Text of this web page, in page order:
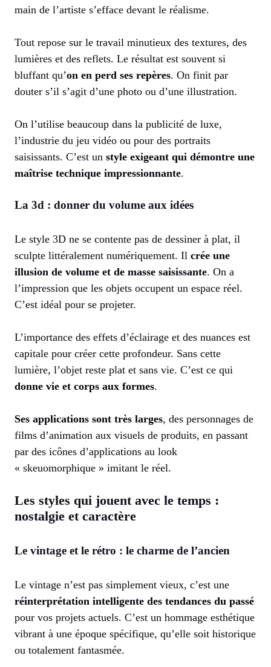
main de l’artiste s’efface devant le réalisme.
Tout repose sur le travail minutieux des textures, des
lumières et des reflets. Le résultat est souvent si
bluffant qu’on en perd ses repères. On finit par
douter s’il s’agit d’une photo ou d’une illustration.
On l’utilise beaucoup dans la publicité de luxe,
l’industrie du jeu vidéo ou pour des portraits
saisissants. C’est un style exigeant qui démontre une
maîtrise technique impressionnante.
La 3d : donner du volume aux idées
Le style 3D ne se contente pas de dessiner à plat, il
sculpte littéralement numériquement. Il crée une
illusion de volume et de masse saisissante. On a
l’impression que les objets occupent un espace réel.
C’est idéal pour se projeter.
L’importance des effets d’éclairage et des nuances est
capitale pour créer cette profondeur. Sans cette
lumière, l’objet reste plat et sans vie. C’est ce qui
donne vie et corps aux formes.
Ses applications sont très larges, des personnages de
films d’animation aux visuels de produits, en passant
par des icônes d’applications au look
« skeuomorphique » imitant le réel.
Les styles qui jouent avec le temps :
nostalgie et caractère
Le vintage et le rétro : le charme de l’ancien
Le vintage n’est pas simplement vieux, c’est une
réinterprétation intelligente des tendances du passé
pour vos projets actuels. C’est un hommage esthétique
vibrant à une époque spécifique, qu’elle soit historique
ou totalement fantasmée.